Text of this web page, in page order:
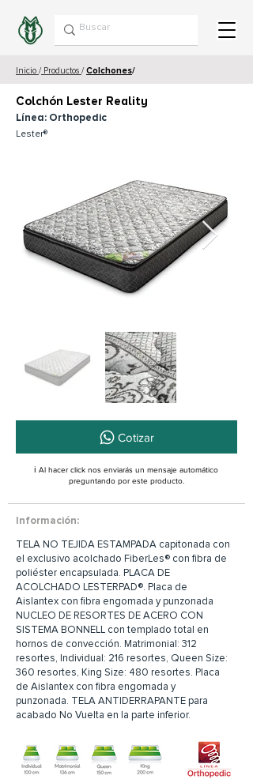
Inicio / Productos / Colchones/
Colchón Lester Reality
Línea: Orthopedic
Lester®
Cotizar
ℹ️ Al hacer click nos enviarás un mensaje automático
preguntando por este producto.
Información:
TELA NO TEJIDA ESTAMPADA capitonada con
el exclusivo acolchado FiberLes® con fibra de
poliéster encapsulada. PLACA DE
ACOLCHADO LESTERPAD®. Placa de
Aislantex con fibra engomada y punzonada
NUCLEO DE RESORTES DE ACERO CON
SISTEMA BONNELL con templado total en
hornos de convección. Matrimonial: 312
resortes, Individual: 216 resortes, Queen Size:
360 resortes, King Size: 480 resortes. Placa
de Aislantex con fibra engomada y
punzonada. TELA ANTIDERRAPANTE para
acabado No Vuelta en la parte inferior.